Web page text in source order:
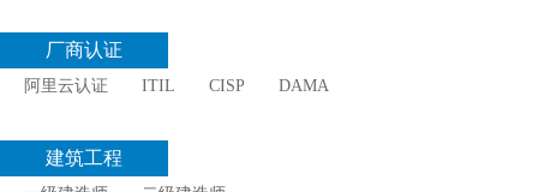
厂商认证
阿里云认证 ITIL CISP DAMA
建筑工程